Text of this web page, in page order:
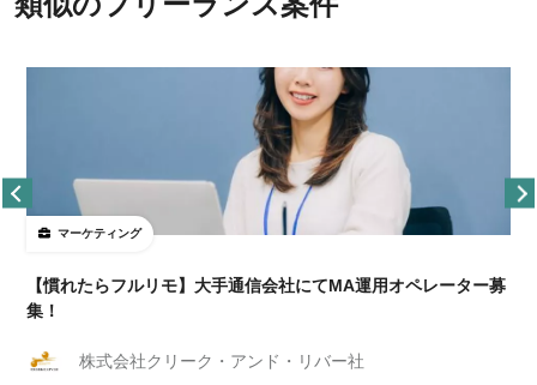
マーケティング
【慣れたらフルリモ】大手通信会社にてMA運用オペレーター募
集！
株式会社クリーク・アンド・リバー社